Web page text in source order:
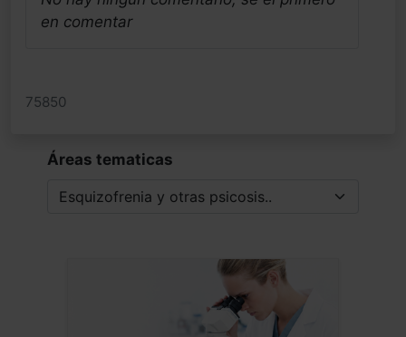
en comentar
75850
Áreas tematicas